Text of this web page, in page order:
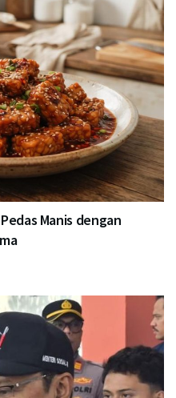
Manis dengan